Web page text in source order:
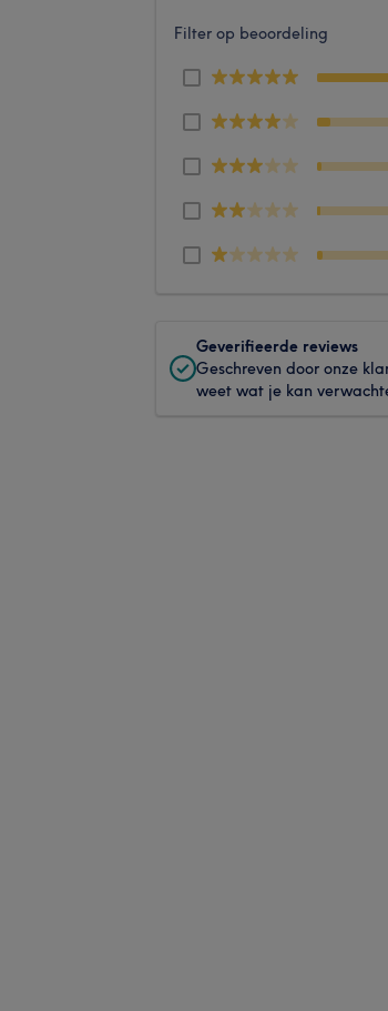
Filter op beoordeling
Geverifieerde reviews
Geschreven door onze
weet wat je kan